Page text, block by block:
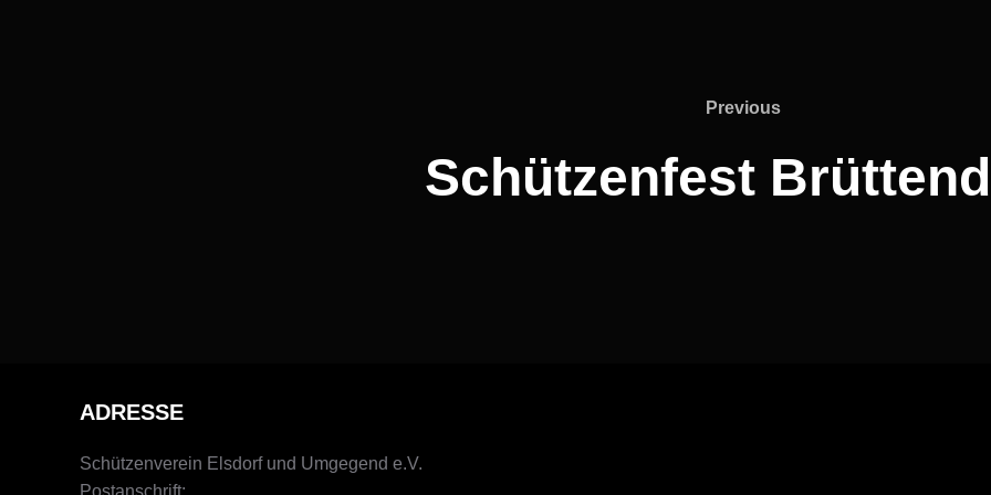
Previous
Previous
Schützenfest
ADRESSE
Schützenverein Elsdorf und Umgegend e.V.
Postanschrift: